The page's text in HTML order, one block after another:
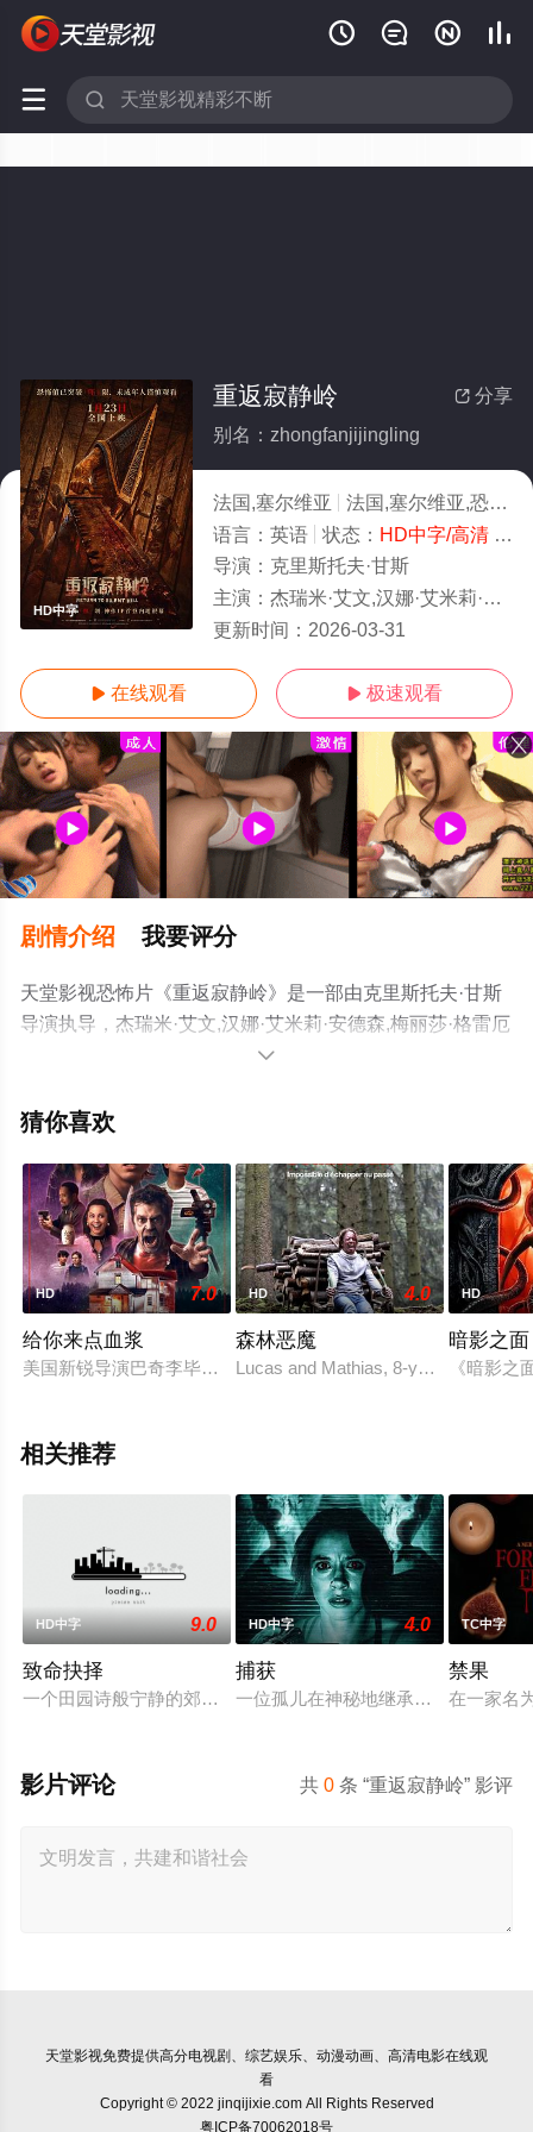
   
 
HD中字
 分享
重返寂静岭
别名：zhongfanjijingling
法国,塞尔维亚
法国,塞尔维亚,恐怖片
语言： 英语 状态： HD中字/高清- 免费在线观看
导演： 克里斯托夫·甘斯
主演： 杰瑞米·艾文,汉娜·艾米莉·安德森,梅丽莎·格雷厄姆,阿拉娜·玛丽亚,伊芙·麦凯林,艾维·坦普尔顿,马迪奥·帕斯奎
更新时间： 2026-03-31
 在线观看  极速观看
剧情介绍 我要评分
天堂影视恐怖片《重返寂静岭》是一部由克里斯托夫·甘斯
导演执导，杰瑞米·艾文,汉娜·艾米莉·安德森,梅丽莎·格雷厄
姆,阿拉娜·玛丽亚,伊芙·麦凯林,艾维·坦普尔顿,马迪奥·帕斯
莉娅·佩拉加蒂,埃米莉·卡丁,玛蒂娜·理查兹,霍华德·萨德勒,
高清未删减完整版电影大全就来天堂电影网，更多相关信
息可移步至豆瓣电影、电视猫或剧情网等平台了解。

猜你喜欢
HD 7.0
给你来点血浆
美国新锐导演巴奇李毕福、库柏罗伯特首部剧情作品，把拍片少
HD 4.0
森林恶魔
Lucas and Mathias, 8-year-old sons
HD
暗影之面
《暗影之
相关推荐
HD中字 9.0
致命抉择
一个田园诗般宁静的郊区城市突然出现问题，一些暴力与神秘的
HD中字 4.0
捕获
一位孤儿在神秘地继承了父母的房子
TC中字
禁果
在一家名
共0 条 “重返寂静岭” 影评
影片评论
天堂影视免费提供高分电视剧、综艺娱乐、动漫动画、高清电影在线观
看
Copyright © 2022 jinqijixie.com All Rights Reserved
粤ICP备70062018号